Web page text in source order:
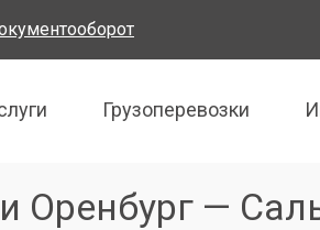
Грузоперевозки
Оренбург —